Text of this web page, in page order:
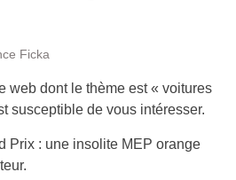
Ficka
web dont le thème est « voitures
susceptible de vous intéresser.
Prix : une insolite MEP orange